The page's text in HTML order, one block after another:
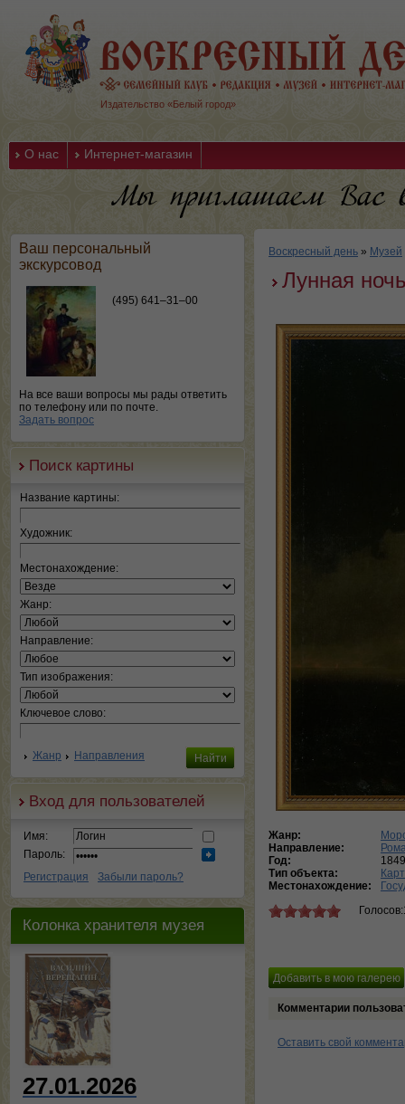
Издательство «Белый город»
О нас Интернет-магазин
Ваш персональный
экскурсовод
(495) 641–31–00
На все ваши вопросы мы рады ответить
по телефону или по почте.
Задать вопрос
Поиск картины
Название картины:
Художник:
Местонахождение:
Жанр:
Направление:
Тип изображения:
Ключевое слово:
Жанр Направления
Вход для пользователей
Имя:
Пароль:
Регистрация
Забыли пароль?
Колонка хранителя музея
27.01.2026
Воскресный день » Музей
Лунная
Жанр:
Направление:
Год:
1849
Тип объекта:
Местонахождение:
Комментарии
Оставить свой